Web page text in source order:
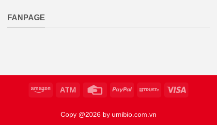
FANPAGE
Copy @2026 by umibio.com.vn